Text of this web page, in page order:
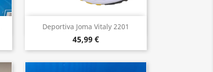
Deportiva Joma Vitaly 2201
45,99 €
Vista rápida